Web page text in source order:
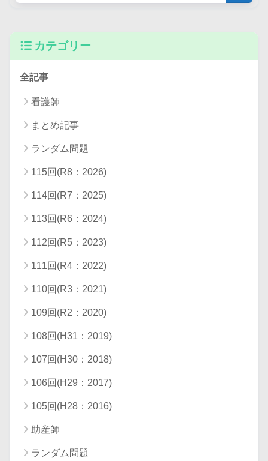
カテゴリー
全記事
看護師
まとめ記事
ランダム問題
115回(R8：2026)
114回(R7：2025)
113回(R6：2024)
112回(R5：2023)
111回(R4：2022)
110回(R3：2021)
109回(R2：2020)
108回(H31：2019)
107回(H30：2018)
106回(H29：2017)
105回(H28：2016)
助産師
ランダム問題